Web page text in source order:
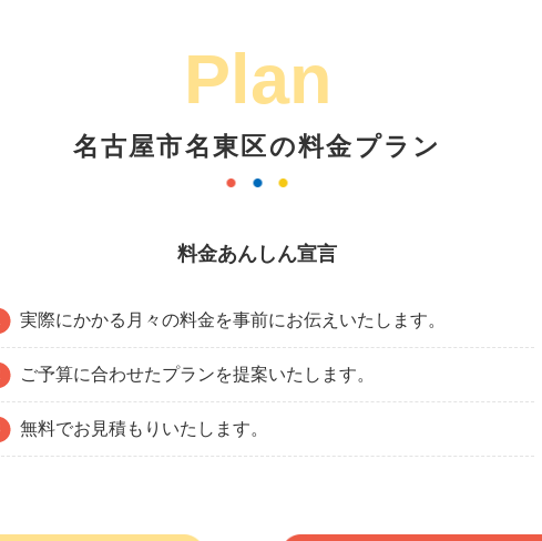
Plan
名古屋市名東区の料金プラン
料金あんしん宣言
実際にかかる月々の料金を事前にお伝えいたします。
ご予算に合わせたプランを提案いたします。
無料でお見積もりいたします。